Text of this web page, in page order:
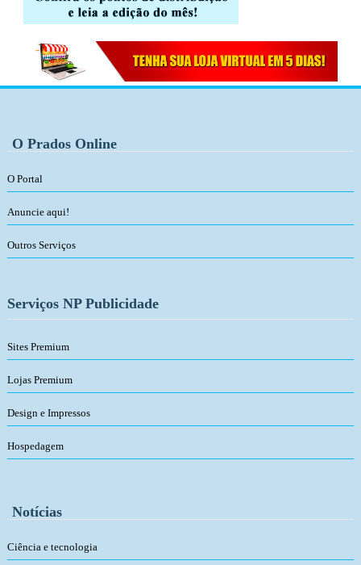
O Prados Online
O Portal
Anuncie aqui!
Outros Serviços
Serviços NP Publicidade
Sites Premium
Lojas Premium
Design e Impressos
Hospedagem
Notícias
Ciência e tecnologia